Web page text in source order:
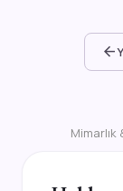
arrow_back
Mimarlık